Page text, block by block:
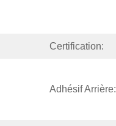
Certification:
Adhésif Arrière: